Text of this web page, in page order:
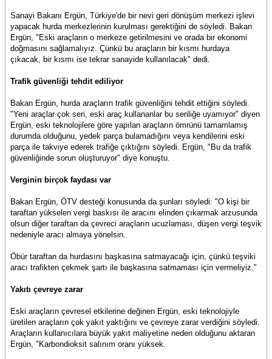
Sanayi Bakanı Ergün, Türkiye'de bir nevi geri dönüşüm merkezi işlevi
yapacak hurda merkezlerinin kurulması gerektiğini de söyledi. Bakan
Ergün, "Eski araçların o merkeze getirilmesini ve orada bir ekonomi
doğmasını sağlamalıyız. Çünkü bu araçların bir kısmı hurdaya
çıkacak, bir kısmı ise tekrar sanayide kullanılacak" dedi.
Trafik güvenliği tehdit ediliyor
Bakan Ergün, hurda araçların trafik güvenliğini tehdit ettiğini söyledi.
"Yeni araçlar çok seri, eski araç kullananlar bu seriliğe uyamıyor" diyen
Ergün, eski teknolojilere göre yapılan araçların ömrünü tamamlamış
durumda olduğunu, yedek parça bulamadığını veya kendilerini eski
parça ile takviye ederek trafiğe çıktığını söyledi. Ergün, "Bu da trafik
güvenliğinde sorun oluşturuyor" diye konuştu.
Verginin birçok faydası var
Bakan Ergün, ÖTV desteği konusunda da şunları söyledi: "O kişi bir
taraftan yükselen vergi baskısı ile aracını elinden çıkarmak arzusunda
olsun diğer taraftan da çevreci araçların ucuzlaması, düşen vergi teşvik
nedeniyle aracı almaya yönelsin.
Öbür taraftan da hurdasını başkasına satmayacağı için, çünkü teşviki
aracı trafikten çekmek şartı ile başkasına satmaması için vermeliyiz."
Yakıtı çevreye zarar
Eski araçların çevresel etkilerine değinen Ergün, eski teknolojiyle
üretilen araçların çok yakıt yaktığını ve çevreye zarar verdiğini söyledi.
Araçların kullanıcılara büyük yakıt maliyetine neden olduğunu aktaran
Ergün, "Karbondioksit salınım oranı yüksek.